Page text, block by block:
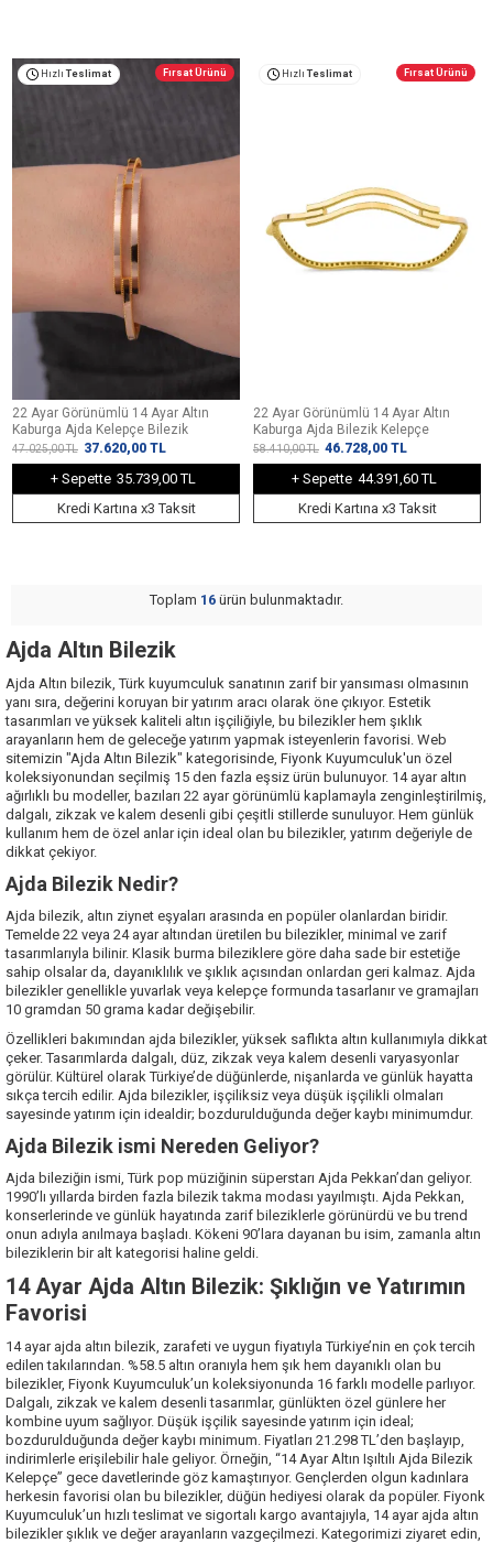
Hızlı Teslimat Fırsat Ürünü
22 Ayar Görünümlü 14 Ayar Altın
Kaburga Ajda Kelepçe Bilezik
47.025,00TL 37.620,00 TL
+ Sepette 35.739,00 TL
Kredi Kartına x3 Taksit
Hızlı Teslimat Fırsat Ürünü
22 Ayar Görünümlü 14 Ayar Altın
Kaburga Ajda Bilezik Kelepçe
58.410,00TL 46.728,00 TL
+ Sepette 44.391,60 TL
Kredi Kartına x3 Taksit
Toplam 16 ürün bulunmaktadır.
Ajda Altın Bilezik
Ajda Altın bilezik, Türk kuyumculuk sanatının zarif bir yansıması olmasının
yanı sıra, değerini koruyan bir yatırım aracı olarak öne çıkıyor. Estetik
tasarımları ve yüksek kaliteli altın işçiliğiyle, bu bilezikler hem şıklık
arayanların hem de geleceğe yatırım yapmak isteyenlerin favorisi. Web
sitemizin "Ajda Altın Bilezik" kategorisinde, Fiyonk Kuyumculuk'un özel
koleksiyonundan seçilmiş 15 den fazla eşsiz ürün bulunuyor. 14 ayar altın
ağırlıklı bu modeller, bazıları 22 ayar görünümlü kaplamayla zenginleştirilmiş,
dalgalı, zikzak ve kalem desenli gibi çeşitli stillerde sunuluyor. Hem günlük
kullanım hem de özel anlar için ideal olan bu bilezikler, yatırım değeriyle de
dikkat çekiyor.
Ajda Bilezik Nedir?
Ajda bilezik, altın ziynet eşyaları arasında en popüler olanlardan biridir.
Temelde 22 veya 24 ayar altından üretilen bu bilezikler, minimal ve zarif
tasarımlarıyla bilinir. Klasik burma bileziklere göre daha sade bir estetiğe
sahip olsalar da, dayanıklılık ve şıklık açısından onlardan geri kalmaz. Ajda
bilezikler genellikle yuvarlak veya kelepçe formunda tasarlanır ve gramajları
10 gramdan 50 grama kadar değişebilir.
Özellikleri bakımından ajda bilezikler, yüksek saflıkta altın kullanımıyla dikkat
çeker. Tasarımlarda dalgalı, düz, zikzak veya kalem desenli varyasyonlar
görülür. Kültürel olarak Türkiye’de düğünlerde, nişanlarda ve günlük hayatta
sıkça tercih edilir. Ajda bilezikler, işçiliksiz veya düşük işçilikli olmaları
sayesinde yatırım için idealdir; bozdurulduğunda değer kaybı minimumdur.
Ajda Bilezik ismi Nereden Geliyor?
Ajda bileziğin ismi, Türk pop müziğinin süperstarı Ajda Pekkan’dan geliyor.
1990’lı yıllarda birden fazla bilezik takma modası yayılmıştı. Ajda Pekkan,
konserlerinde ve günlük hayatında zarif bileziklerle görünürdü ve bu trend
onun adıyla anılmaya başladı. Kökeni 90’lara dayanan bu isim, zamanla altın
bileziklerin bir alt kategorisi haline geldi.
14 Ayar Ajda Altın Bilezik: Şıklığın ve Yatırımın
Favorisi
14 ayar ajda altın bilezik, zarafeti ve uygun fiyatıyla Türkiye’nin en çok tercih
edilen takılarından. %58.5 altın oranıyla hem şık hem dayanıklı olan bu
bilezikler, Fiyonk Kuyumculuk’un koleksiyonunda 16 farklı modelle parlıyor.
Dalgalı, zikzak ve kalem desenli tasarımlar, günlükten özel günlere her
kombine uyum sağlıyor. Düşük işçilik sayesinde yatırım için ideal;
bozdurulduğunda değer kaybı minimum. Fiyatları 21.298 TL’den başlayıp,
indirimlerle erişilebilir hale geliyor. Örneğin, “14 Ayar Altın Işıltılı Ajda Bilezik
Kelepçe” gece davetlerinde göz kamaştırıyor. Gençlerden olgun kadınlara
herkesin favorisi olan bu bilezikler, düğün hediyesi olarak da popüler. Fiyonk
Kuyumculuk’un hızlı teslimat ve sigortalı kargo avantajıyla, 14 ayar ajda altın
bilezikler şıklık ve değer arayanların vazgeçilmezi. Kategorimizi ziyaret edin,